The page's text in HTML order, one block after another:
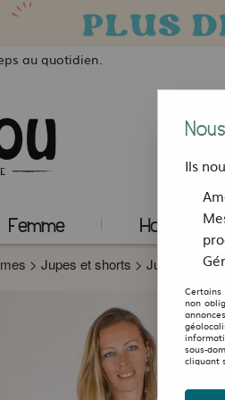
au quotidien.
Femme Homme
> Jupes et shorts > Jupes
Ils
Certains
non
sous-
cliquant